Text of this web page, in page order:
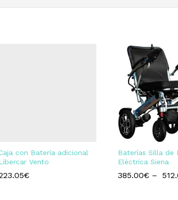
con Batería adicional
Vento
€
Baterías Silla de
Eléctrica Siena
385.00€ –